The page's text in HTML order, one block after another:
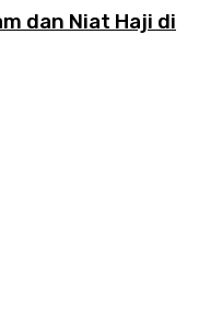
dan Niat Haji di